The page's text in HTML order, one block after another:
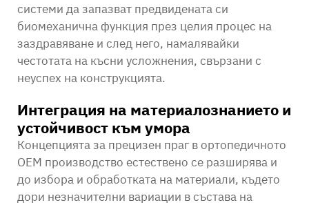
системи да запазват предвидената си
биомеханична функция през целия процес на
заздравяване и след него, намалявайки
честотата на късни усложнения, свързани с
неуспех на конструкцията.
Интеграция на материалознанието и
устойчивост към умора
Концепцията за прецизен праг в ортопедичното
OEM производство естествено се разширява и
до избора и обработката на материали, където
дори незначителни вариации в състава на